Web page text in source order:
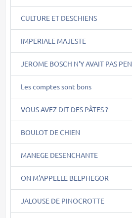
CULTURE ET DESCHIENS
IMPERIALE MAJESTE
JEROME BOSCH N'Y AVAIT PAS PEN
Les comptes sont bons
VOUS AVEZ DIT DES PÂTES ?
BOULOT DE CHIEN
MANEGE DESENCHANTE
ON M'APPELLE BELPHEGOR
JALOUSE DE PINOCROTTE